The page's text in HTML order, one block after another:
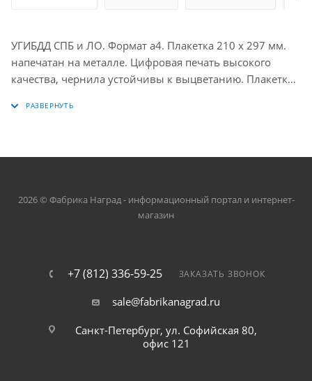
УГИБДД СПБ и ЛО. Формат а4. Плакетка 210 x 297 мм.
напечатан на металле. Цифровая печать высокого
качества, чернила устойчивы к выцветанию. Плакетки
прочных коробках, что надежно защищает их в
2026 © Фабрика Наград - информационный портал и интернет-
магазин
+7 (812) 336-59-25 ЗАКАЗАТЬ ЗВОНОК
sale@fabrikanagrad.ru
Санкт-Петербург, ул. Софийская 80,
офис 121